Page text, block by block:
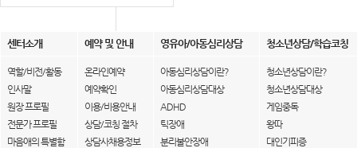
센터소개 예약 및 안내 영유아/아동심리상담 청소년상담/학습코칭
역할/비전/활동
인사말
원장 프로필
전문가 프로필
마음애의 특별함
온라인예약
예약확인
이용/비용안내
상담/코칭 절차
상담사채용정보
아동심리상담이란?
아동심리상담대상
ADHD
틱장애
분리불안장애
청소년상담이란?
청소년상담대상
게임중독
왕따
대인기피증